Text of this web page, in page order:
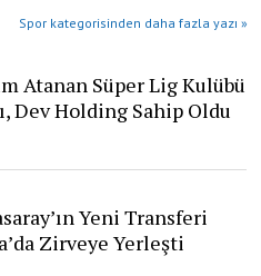
Spor kategorisinden daha fazla yazı »
Atanan Süper Lig Kulübü
Dev Holding Sahip Oldu
Yeni Transferi
Zirveye Yerleşti